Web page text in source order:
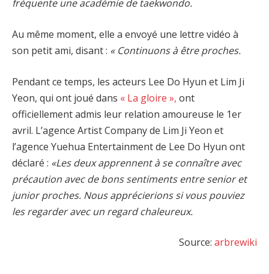
fréquente une académie de taekwondo.
Au même moment, elle a envoyé une lettre vidéo à
son petit ami, disant : « Continuons à être proches.
Pendant ce temps, les acteurs Lee Do Hyun et Lim Ji
Yeon, qui ont joué dans « La gloire », ont
officiellement admis leur relation amoureuse le 1er
avril. L’agence Artist Company de Lim Ji Yeon et
l’agence Yuehua Entertainment de Lee Do Hyun ont
déclaré : «Les deux apprennent à se connaître avec
précaution avec de bons sentiments entre senior et
junior proches. Nous apprécierions si vous pouviez
les regarder avec un regard chaleureux.
Source: arbrewiki